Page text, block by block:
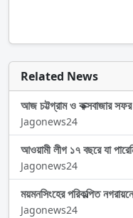
Related News
আজ চট্টগ্রাম ও কক্সবাজার সফর
Jagonews24
আওয়ামী লীগ ১৭ বছরে যা
Jagonews24
ময়মনসিংহের পরিকল্পিত
Jagonews24